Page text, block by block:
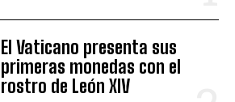
El Vaticano presenta sus
primeras monedas con el
rostro de León XIV